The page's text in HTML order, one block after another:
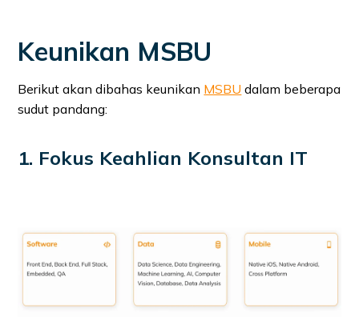
Keunikan MSBU
Berikut akan dibahas keunikan MSBU dalam beberapa
sudut pandang:
1. Fokus Keahlian Konsultan IT